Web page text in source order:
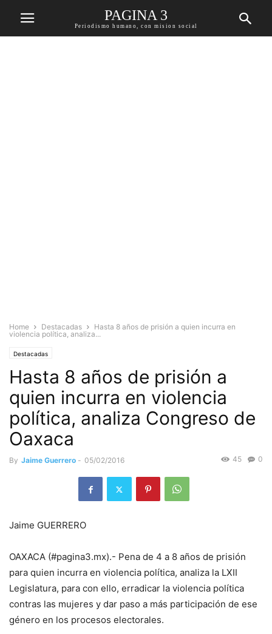
PAGINA 3
Periodismo humano, con mision social
Home Destacadas
Hasta 8 años de prisión a quien incurra en
violencia política, analiza...
Destacadas
Hasta 8 años de prisión a
quien incurra en violencia
política, analiza Congreso de
Oaxaca
By Jaime Guerrero - 05/02/2016 0
45
Jaime GUERRERO
OAXACA (#pagina3.mx).- Pena de 4 a 8 años de prisión
para quien incurra en violencia política, analiza la LXII
Legislatura, para con ello, erradicar la violencia política
contras las mujeres y dar paso a más participación de ese
género en los procesos electorales.